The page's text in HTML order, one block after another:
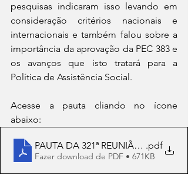
pesquisas indicaram isso levando em
consideração critérios nacionais e
internacionais e também falou sobre a
importância da aprovação da PEC 383 e
os avanços que isto tratará para a
Política de Assistência Social.
Acesse a pauta cliando no ícone
abaixo:
PAUTA DA 321ª REUNIÃO.pdf
Fazer download de PDF • 671KB